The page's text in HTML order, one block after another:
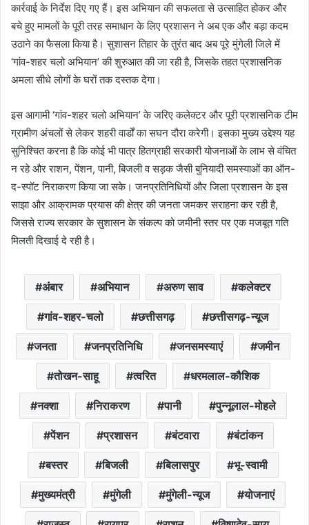
कार्रवाई के निर्देश दिए गए हैं। इस अभियान की सफलता से उत्साहित होकर और
बचे हुए मामलों के पूरी तरह समाधान के लिए प्रशासन ने अब एक और बड़ा कदम
उठाने का फैसला किया है। सुशासन तिहार के तुरंत बाद अब पूरे मुंगेली जिले में
‘गांव-शहर चलो अभियान’ की शुरुआत की जा रही है, जिसके तहत प्रशासनिक
अमला सीधे लोगों के घरों तक दस्तक देगा।
इस आगामी ‘गांव-शहर चलो अभियान’ के जरिए कलेक्टर और पूरी प्रशासनिक टीम
ग्रामीण अंचलों से लेकर शहरी वार्डों का सघन दौरा करेगी। इसका मुख्य उद्देश्य यह
सुनिश्चित करना है कि कोई भी पात्र हितग्राही सरकारी योजनाओं के लाभ से वंचित
न रहे और राशन, पेंशन, पानी, बिजली व सड़क जैसी बुनियादी समस्याओं का ऑन-
द-स्पॉट निराकरण किया जा सके। जनप्रतिनिधियों और जिला प्रशासन के इस
साझा और आक्रामक प्रयास की क्षेत्र की जनता जमकर सराहना कर रही है,
जिससे राज्य सरकार के सुशासन के संकल्प को जमीनी स्तर पर एक मजबूत गति
मिलती दिखाई दे रही है।
अंबार अभियान अरुण साव कलेक्टर
गांव-शहर-चलो छत्तीसगढ़ छत्तीसगढ़-न्यूज
जनता जनप्रतिनिधि जनसमस्याएं जमीन
तोखन-साहू त्वरित धरमलाल-कौशिक
नक्शा निराकरण पानी पुन्नूलाल-मोहले
पेंशन प्रशासन बंटवारा बंटांकन
बस्तर बिजली बिलासपुर भू-स्वामी
मुख्यमंत्री मुंगेली मुंगेली-न्यूज योजनाएं